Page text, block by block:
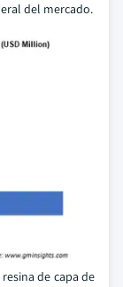
del mercado.
de capa de